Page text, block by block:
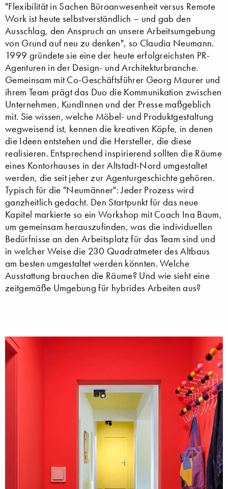
"Flexibilität in Sachen Büroanwesenheit versus Remote
Work ist heute selbstverständlich – und gab den
Ausschlag, den Anspruch an unsere Arbeitsumgebung
von Grund auf neu zu denken", so Claudia Neumann.
1999 gründete sie eine der heute erfolgreichsten PR-
Agenturen in der Design- und Architekturbranche.
Gemeinsam mit Co-Geschäftsführer Georg Maurer und
ihrem Team prägt das Duo die Kommunikation zwischen
Unternehmen, KundInnen und der Presse maßgeblich
mit. Sie wissen, welche Möbel- und Produktgestaltung
wegweisend ist, kennen die kreativen Köpfe, in denen
die Ideen entstehen und die Hersteller, die diese
realisieren. Entsprechend inspirierend sollten die Räume
eines Kontorhauses in der Altstadt-Nord umgestaltet
werden, die seit jeher zur Agenturgeschichte gehören.
Typisch für die "Neumänner": Jeder Prozess wird
ganzheitlich gedacht. Den Startpunkt für das neue
Kapitel markierte so ein Workshop mit Coach Ina Baum,
um gemeinsam herauszufinden, was die individuellen
Bedürfnisse an den Arbeitsplatz für das Team sind und
in welcher Weise die 230 Quadratmeter des Altbaus
am besten umgestaltet werden könnten. Welche
Ausstattung brauchen die Räume? Und wie sieht eine
zeitgemäße Umgebung für hybrides Arbeiten aus?